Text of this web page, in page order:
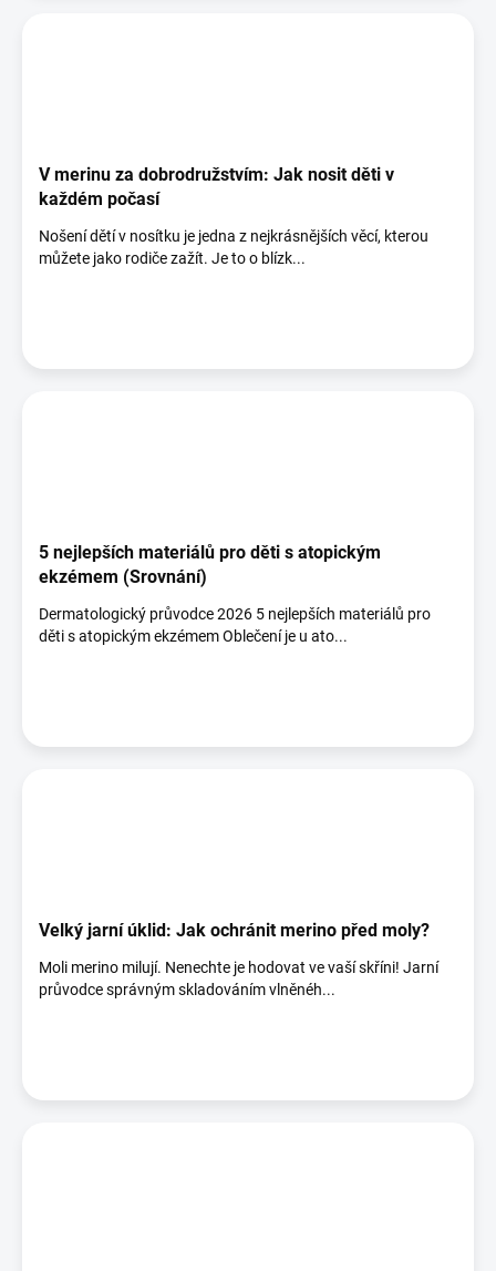
V merinu za dobrodružstvím: Jak nosit děti v
každém počasí
Nošení dětí v nosítku je jedna z nejkrásnějších věcí, kterou
můžete jako rodiče zažít. Je to o blízk...
5 nejlepších materiálů pro děti s atopickým
ekzémem (Srovnání)
Dermatologický průvodce 2026 5 nejlepších materiálů pro
děti s atopickým ekzémem Oblečení je u ato...
Velký jarní úklid: Jak ochránit merino před moly?
Moli merino milují. Nenechte je hodovat ve vaší skříni! Jarní
průvodce správným skladováním vlněnéh...